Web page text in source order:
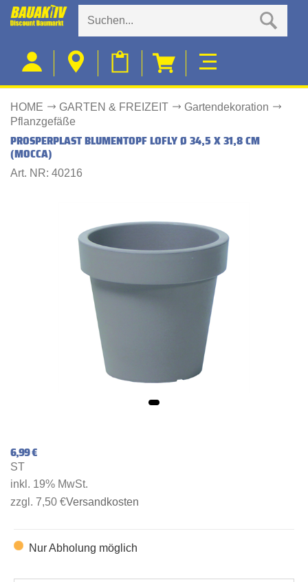
HOME GARTEN & FREIZEIT
Gartendekoration
Pflanzgefäße
PROSPERPLAST BLUMENTOPF LOFLY Ø 34,5 X 31,8 CM
(MOCCA)
Art. NR: 40216
6,99 €
ST
inkl. 19% MwSt.
zzgl. 7,50 €Versandkosten
Nur Abholung möglich